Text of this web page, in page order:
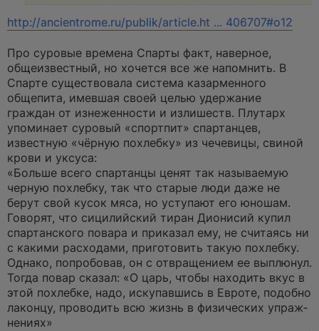
http://ancientrome.ru/publik/article.ht ... 406707#o12
Про суровые времена Спарты факт, наверное,
общеизвестный, но хочется все же напомнить. В
Спарте существовала система казарменного
общепита, имевшая своей целью удержание
граждан от изнеженности и излишеств. Плутарх
упоминает суровый «спортпит» спартанцев,
известную «чёрную похлебку» из чечевицы, свиной
крови и уксуса:
«Боль­ше все­го спар­тан­цы ценят так назы­вае­мую
чер­ную похлеб­ку, так что ста­рые люди даже не
берут свой кусок мяса, но усту­па­ют его юно­шам.
Гово­рят, что сици­лий­ский тиран Дио­ни­сий купил
спар­тан­ско­го пова­ра и при­ка­зал ему, не счи­та­ясь ни
с каки­ми рас­хо­да­ми, при­гото­вить такую похлеб­ку.
Одна­ко, попро­бо­вав, он с отвра­ще­ни­ем ее выплю­нул.
Тогда повар ска­зал: «О царь, чтобы нахо­дить вкус в
этой похлеб­ке, надо, иску­пав­шись в Евро­те, подоб­но
лакон­цу, про­во­дить всю жизнь в физи­че­ских упраж­
не­ни­ях»